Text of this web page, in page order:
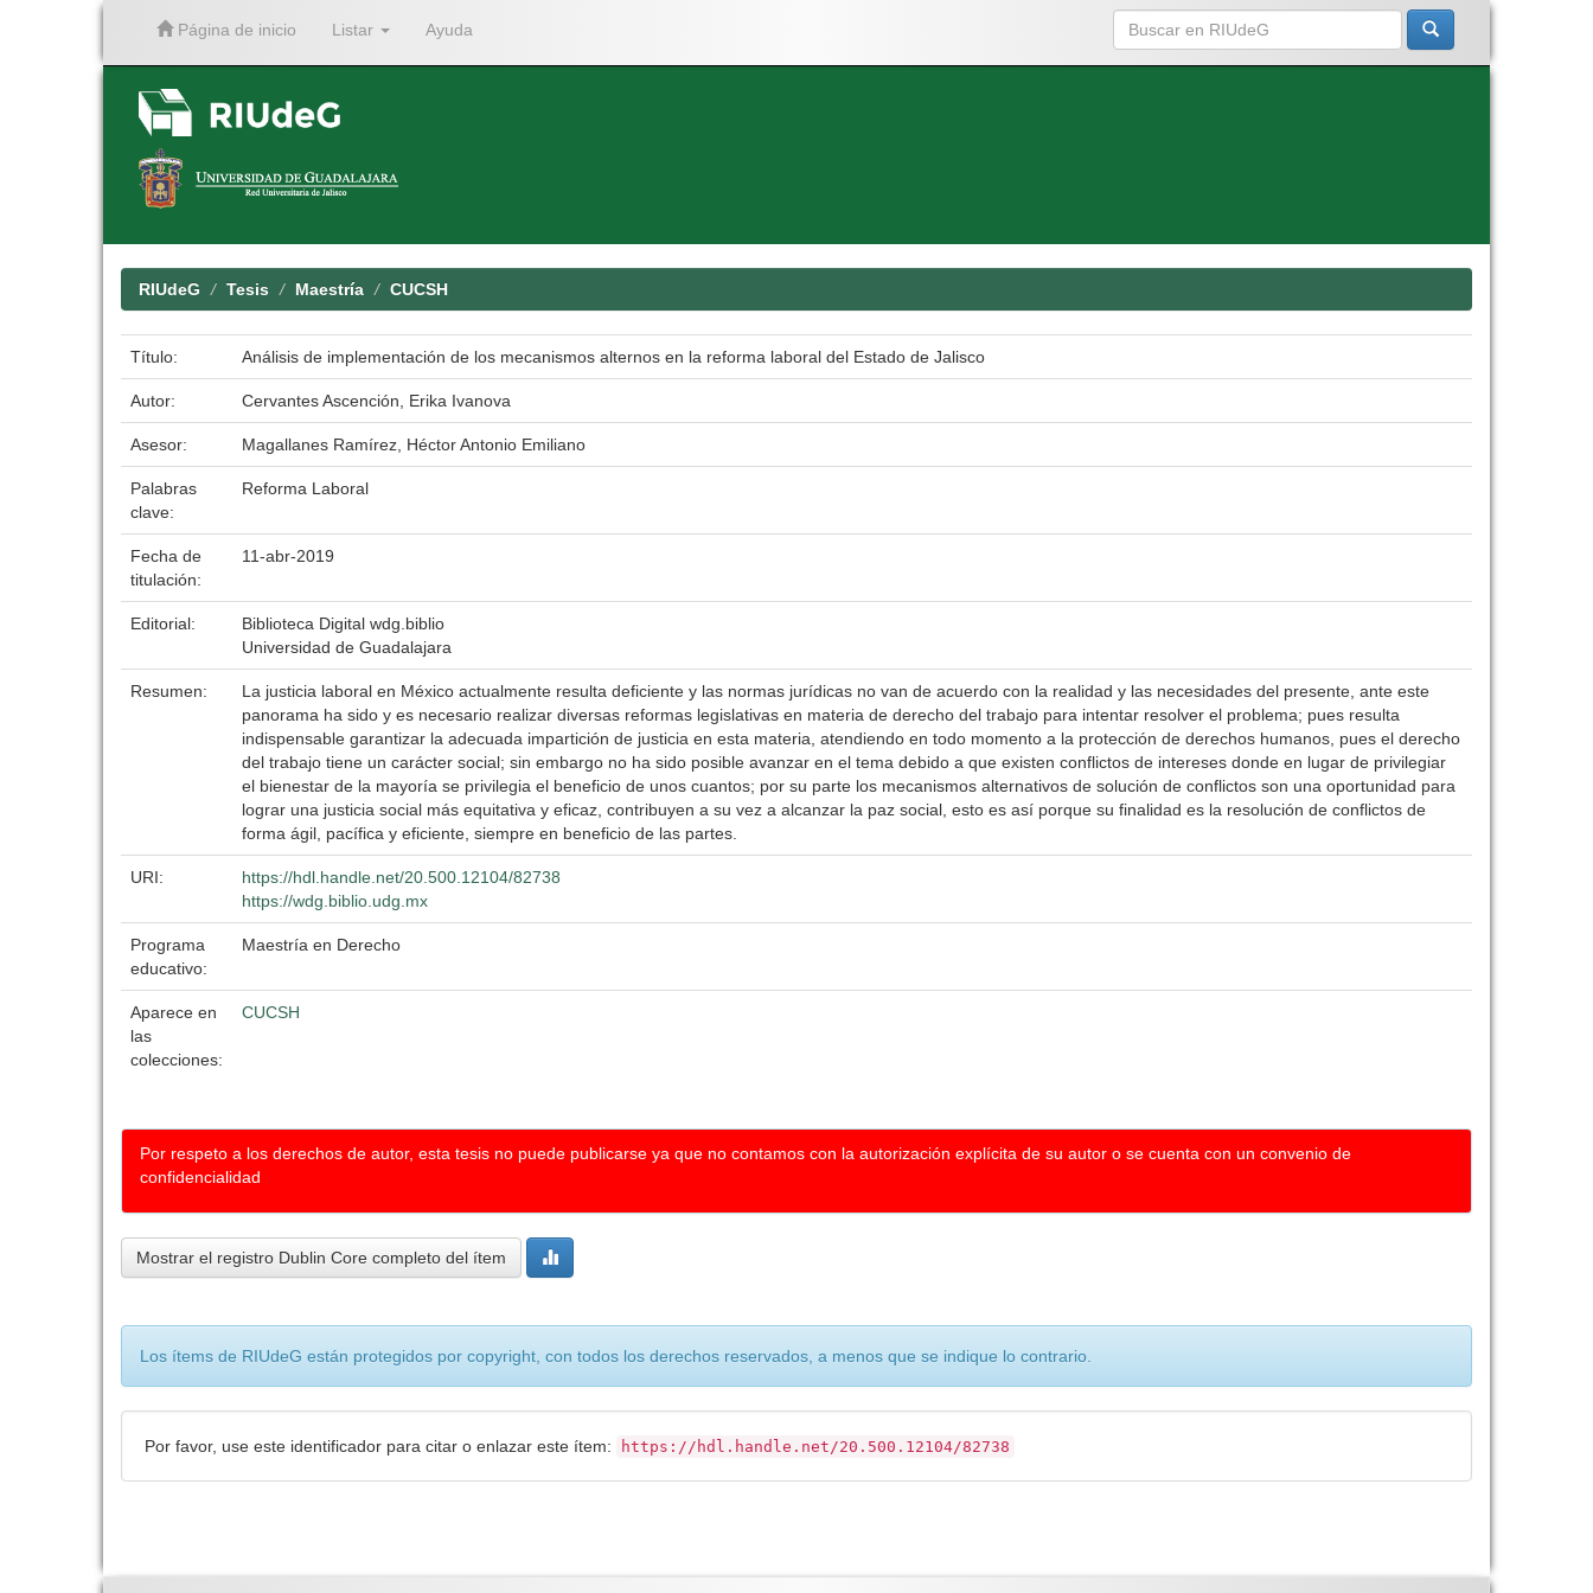
Página de inicio Listar Ayuda
RIUdeG Tesis Maestría CUCSH
Título: Análisis de implementación de los mecanismos alternos en la reforma laboral del Estado de Jalisco
Autor: Cervantes Ascención, Erika Ivanova
Asesor: Magallanes Ramírez, Héctor Antonio Emiliano
Palabras
clave:
Reforma Laboral
Fecha de
titulación:
11-abr-2019
Editorial:
Biblioteca Digital wdg.biblio
Universidad de Guadalajara
Resumen:
La justicia laboral en México actualmente resulta deficiente y las normas jurídicas no van de acuerdo con la realidad y las necesidades del presente, ante este
panorama ha sido y es necesario realizar diversas reformas legislativas en materia de derecho del trabajo para intentar resolver el problema; pues resulta
indispensable garantizar la adecuada impartición de justicia en esta materia, atendiendo en todo momento a la protección de derechos humanos, pues el derecho
del trabajo tiene un carácter social; sin embargo no ha sido posible avanzar en el tema debido a que existen conflictos de intereses donde en lugar de privilegiar
el bienestar de la mayoría se privilegia el beneficio de unos cuantos; por su parte los mecanismos alternativos de solución de conflictos son una oportunidad para
lograr una justicia social más equitativa y eficaz, contribuyen a su vez a alcanzar la paz social, esto es así porque su finalidad es la resolución de conflictos de
forma ágil, pacífica y eficiente, siempre en beneficio de las partes.
URI:
https://hdl.handle.net/20.500.12104/82738
https://wdg.biblio.udg.mx
Programa
educativo:
Maestría en Derecho
Aparece en
las
colecciones:
CUCSH
Por respeto a los derechos de autor, esta tesis no puede publicarse ya que no contamos con la autorización explícita de su autor o se cuenta con un convenio de
confidencialidad
Mostrar el registro Dublin Core completo del ítem
Los ítems de RIUdeG están protegidos por copyright, con todos los derechos reservados, a menos que se indique lo contrario.
Por favor, use este identificador para citar o enlazar este ítem: https://hdl.handle.net/20.500.12104/82738